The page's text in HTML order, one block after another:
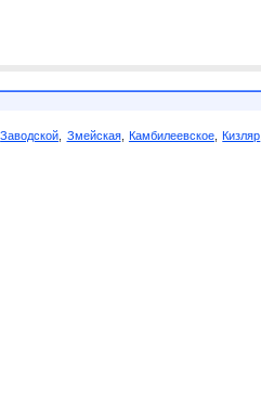
Заводской Змейская, Камбилеевское,Кизляр